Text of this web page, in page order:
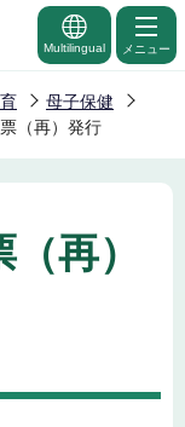
Multilingual メニュー
母子保健
（再）発行
再）